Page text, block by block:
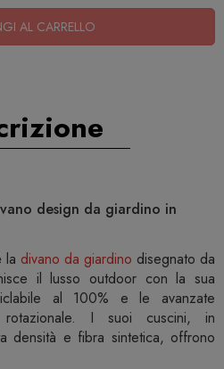
AL CARRELLO
design da giardino in
la divano da giardino disegnato da
il lusso outdoor con la sua
al 100% e le avanzate
I suoi cuscini, in
densità e fibra sintetica, offrono